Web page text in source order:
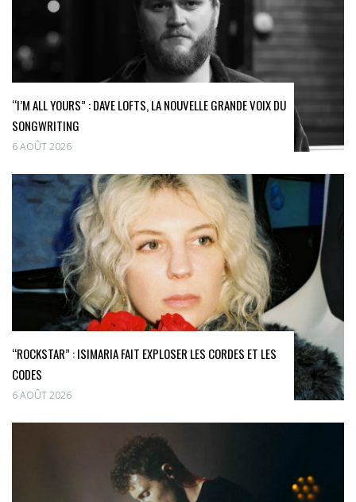
“I’M ALL YOURS” : DAVE LOFTS, LA NOUVELLE GRANDE VOIX DU
SONGWRITING
6 AOÛT 2026
“ROCKSTAR” : ISIMARIA FAIT EXPLOSER LES CORDES ET LES
CODES
6 AOÛT 2026